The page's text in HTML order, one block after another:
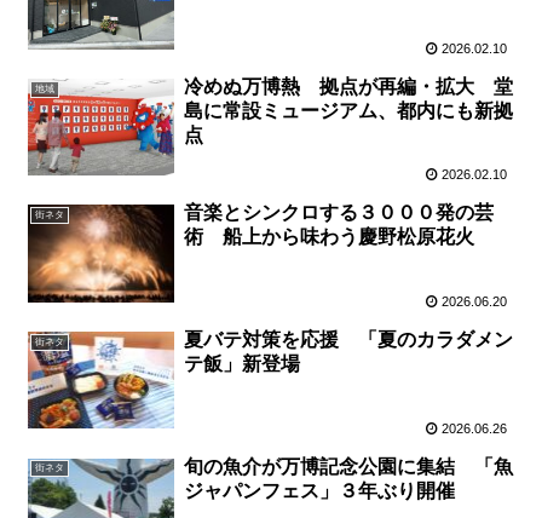
2026.02.10
地域
冷めぬ万博熱 拠点が再編・拡大 堂
島に常設ミュージアム、都内にも新拠
点
2026.02.10
街ネタ
音楽とシンクロする３０００発の芸
術 船上から味わう慶野松原花火
2026.06.20
街ネタ
夏バテ対策を応援 「夏のカラダメン
テ飯」新登場
2026.06.26
街ネタ
旬の魚介が万博記念公園に集結 「魚
ジャパンフェス」３年ぶり開催